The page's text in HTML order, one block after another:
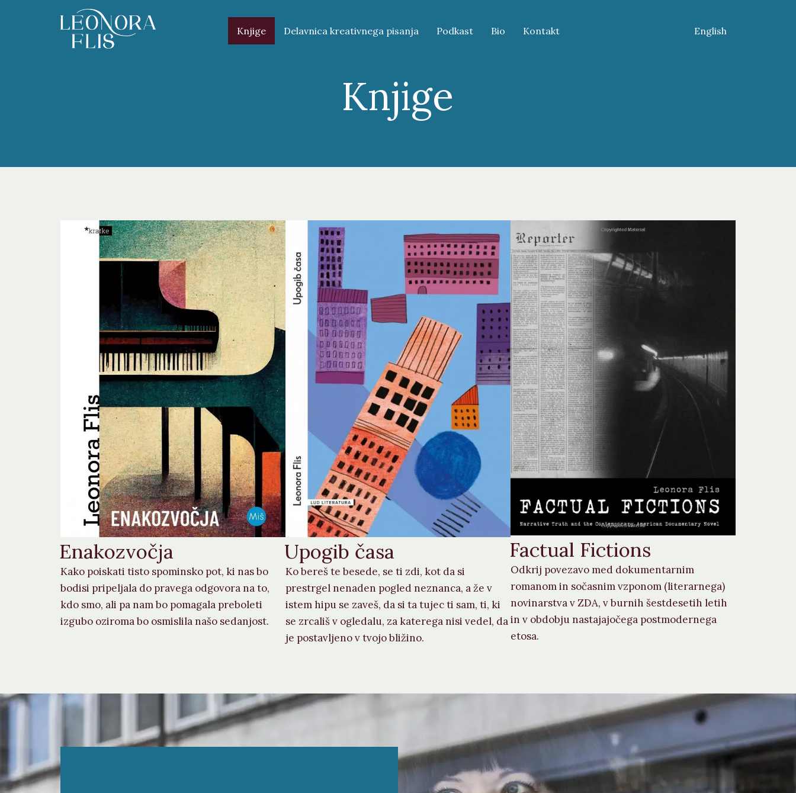
Knjige Delavnica kreativnega pisanja Podkast Bio Kontakt English
Knjige
Enakozvočja
Kako poiskati tisto spominsko pot, ki nas bo
bodisi pripeljala do pravega odgovora na to,
kdo smo, ali pa nam bo pomagala preboleti
izgubo oziroma bo osmislila našo sedanjost.
Upogib časa
Ko bereš te besede, se ti zdi, kot da si
prestrgel nenaden pogled neznanca, a že v
istem hipu se zaveš, da si ta tujec ti sam, ti, ki
se zrcališ v ogledalu, za katerega nisi vedel, da
je postavljeno v tvojo bližino.
Factual Fictions
Odkrij povezavo med dokumentarnim
romanom in sočasnim vzponom (literarnega)
novinarstva v ZDA, v burnih šestdesetih letih
in v obdobju nastajajočega postmodernega
etosa.